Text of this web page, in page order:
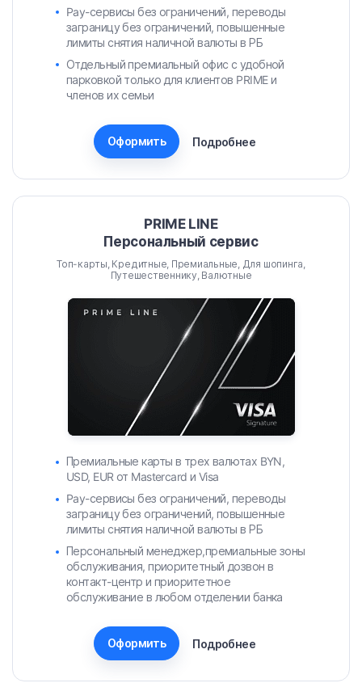
Pay-сервисы без ограничений, переводы
заграницу без ограничений, повышенные
лимиты снятия наличной валюты в РБ
Отдельный премиальный офис с удобной
парковкой только для клиентов PRIME и
членов их семьи
Оформить Подробнее
PRIME LINE
Персональный сервис
Топ-карты, Кредитные, Премиальные, Для шопинга,
Путешественнику, Валютные
Премиальные карты в трех валютах BYN,
USD, EUR от Mastercard и Visa
Pay-сервисы без ограничений, переводы
заграницу без ограничений, повышенные
лимиты снятия наличной валюты в РБ
Персональный менеджер,премиальные зоны
обслуживания, приоритетный дозвон в
контакт-центр и приоритетное
обслуживание в любом отделении банка
Оформить Подробнее